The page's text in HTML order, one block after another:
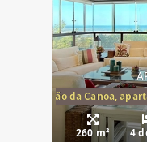
mar Capão da Canoa,
260 m² 4